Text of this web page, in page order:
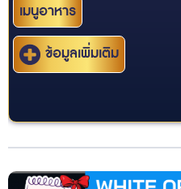
เมนูอาหาร
ข้อมูลเพิ่มเติม